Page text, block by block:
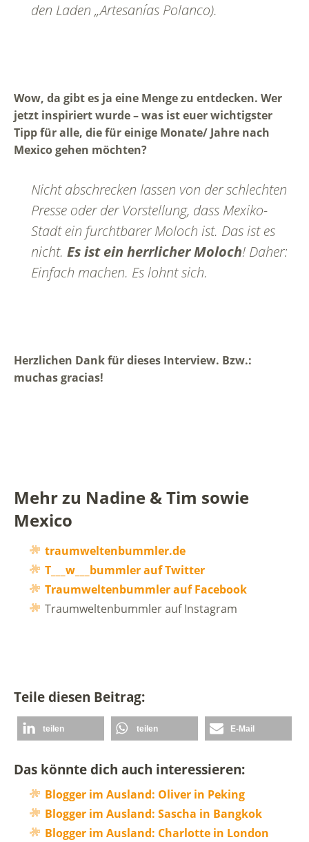
den Laden „Artesanías Polanco).
Wow, da gibt es ja eine Menge zu entdecken. Wer
jetzt inspiriert wurde – was ist euer wichtigster
Tipp für alle, die für einige Monate/ Jahre nach
Mexico gehen möchten?
Nicht abschrecken lassen von der schlechten
Presse oder der Vorstellung, dass Mexiko-
Stadt ein furchtbarer Moloch ist. Das ist es
nicht. Es ist ein herrlicher Moloch! Daher:
Einfach machen. Es lohnt sich.
Herzlichen Dank für dieses Interview. Bzw.:
muchas gracias!
Mehr zu Nadine & Tim sowie
Mexico
traumweltenbummler.de
T___w___bummler auf Twitter
Traumweltenbummler auf Facebook
Traumweltenbummler auf Instagram
Teile diesen Beitrag:
teilen teilen E-Mail
Das könnte dich auch interessieren:
Blogger im Ausland: Oliver in Peking
Blogger im Ausland: Sascha in Bangkok
Blogger im Ausland: Charlotte in London